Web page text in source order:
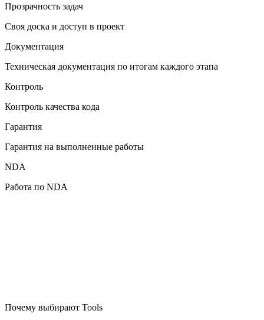
Прозрачность задач
Своя доска и доступ в проект
Документация
Техническая документация по итогам каждого этапа
Контроль
Контроль качества кода
Гарантия
Гарантия на выполненные работы
NDA
Работа по NDA
Почему выбирают Tools